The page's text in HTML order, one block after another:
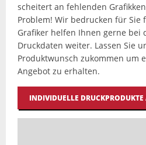
scheitert an fehlenden
Problem! Wir bedrucken für Sie
Grafiker helfen Ihnen gerne bei
Druckdaten weiter. Lassen Sie
Produktwunsch zukommen um
Angebot zu erhalten.
INDIVIDUELLE